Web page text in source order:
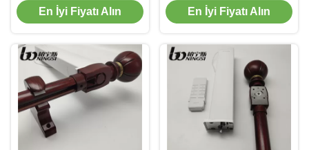
En İyi Fiyatı Alın En İyi Fiyatı Alın